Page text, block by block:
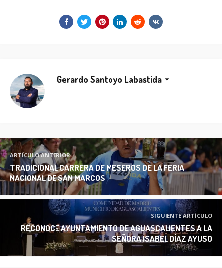
Gerardo Santoyo Labastida
ARTÍCULO ANTERIOR
TRADICIONAL CARRERA DE MESEROS DE LA FERIA
NACIONAL DE SAN MARCOS
SIGUIENTE ARTÍCULO
RECONOCE AYUNTAMIENTO DE AGUASCALIENTES A LA
SEÑORA ISABEL DÍAZ AYUSO